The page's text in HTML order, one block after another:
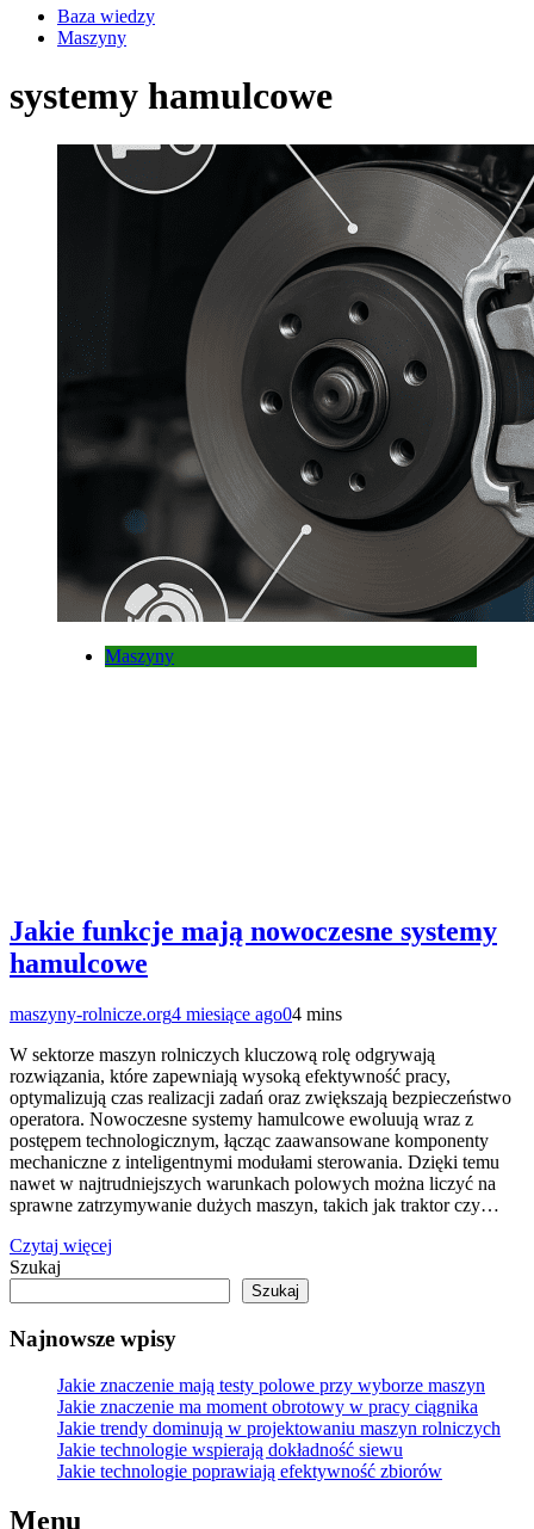
Baza wiedzy
Maszyny
systemy hamulcowe
Maszyny
Jakie funkcje mają nowoczesne systemy
hamulcowe
maszyny-rolnicze.org4 miesiące ago04 mins
W sektorze maszyn rolniczych kluczową rolę odgrywają
rozwiązania, które zapewniają wysoką efektywność pracy,
optymalizują czas realizacji zadań oraz zwiększają bezpieczeństwo
operatora. Nowoczesne systemy hamulcowe ewoluują wraz z
postępem technologicznym, łącząc zaawansowane komponenty
mechaniczne z inteligentnymi modułami sterowania. Dzięki temu
nawet w najtrudniejszych warunkach polowych można liczyć na
sprawne zatrzymywanie dużych maszyn, takich jak traktor czy…
Czytaj więcej
Szukaj
Szukaj
Najnowsze wpisy
Jakie znaczenie mają testy polowe przy wyborze maszyn
Jakie znaczenie ma moment obrotowy w pracy ciągnika
Jakie trendy dominują w projektowaniu maszyn rolniczych
Jakie technologie wspierają dokładność siewu
Jakie technologie poprawiają efektywność zbiorów
Menu